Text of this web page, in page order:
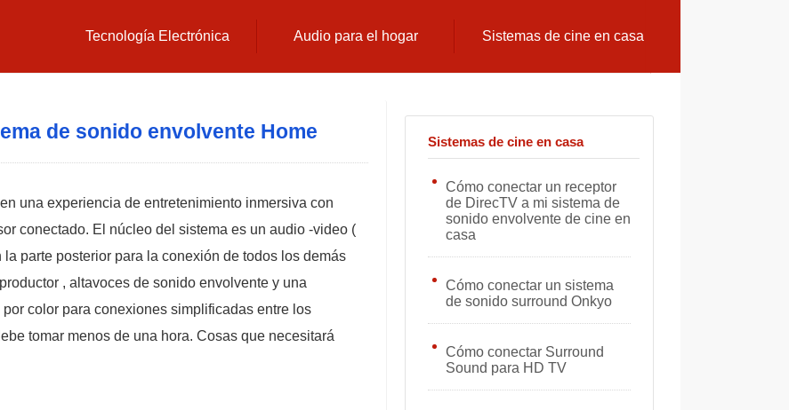
Tecnología Electrónica Audio para el hogar Sistemas de cine en casa
de sonido envolvente Home
una experiencia de entretenimiento inmersiva con
conectado. El núcleo del sistema es un audio -video (
parte posterior para la conexión de todos los demás
, altavoces de sonido envolvente y una
color para conexiones simplificadas entre los
tomar menos de una hora. Cosas que necesitará
Sistemas de cine en casa
Cómo conectar un receptor
de DirecTV a mi sistema de
sonido envolvente de cine en
casa
Cómo conectar un sistema
de sonido surround Onkyo
Cómo conectar Surround
Sound para HD TV